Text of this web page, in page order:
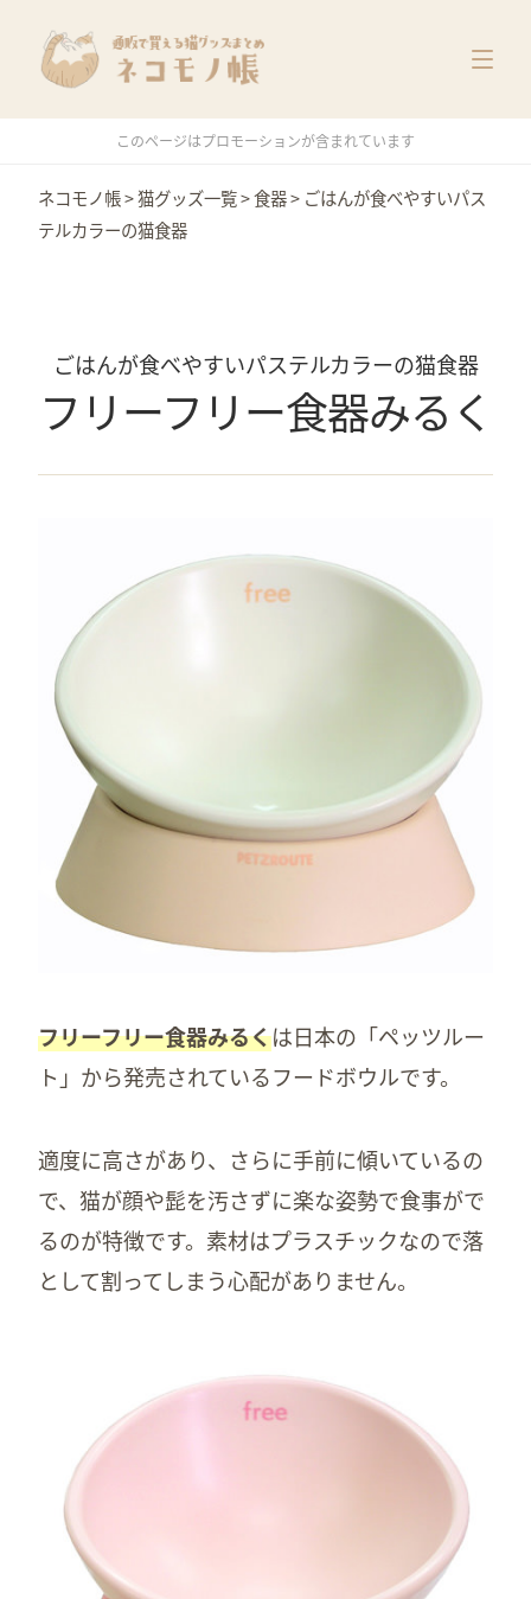
猫グッズ一覧
メーカー別
価格別
このページはプロモーションが含まれています
ネコモノ帳>猫グッズ一覧>食器> ごはんが食べやすいパス
テルカラーの猫食器
ごはんが食べやすいパステルカラーの猫食器
フリーフリー食器みるく
フリーフリー食器みるくは日本の「ペッツルー
ト」から発売されているフードボウルです。
適度に高さがあり、さらに手前に傾いているの
で、猫が顔や髭を汚さずに楽な姿勢で食事がで
るのが特徴です。素材はプラスチックなので落
として割ってしまう心配がありません。